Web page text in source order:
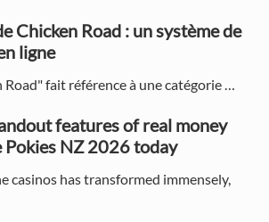
Chicken Road : un système de
ligne
Road" fait référence à une catégorie …
features of real money
Pokies NZ 2026 today
casinos has transformed immensely,